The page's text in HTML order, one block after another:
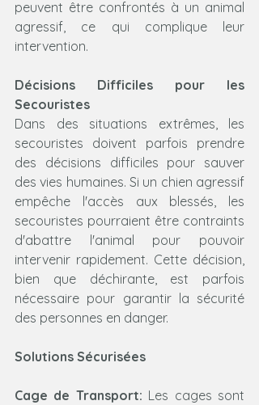
peuvent être confrontés à un animal
agressif, ce qui complique leur
intervention.
Décisions Difficiles pour les
Secouristes
Dans des situations extrêmes, les
secouristes doivent parfois prendre
des décisions difficiles pour sauver
des vies humaines. Si un chien agressif
empêche l'accès aux blessés, les
secouristes pourraient être contraints
d'abattre l'animal pour pouvoir
intervenir rapidement. Cette décision,
bien que déchirante, est parfois
nécessaire pour garantir la sécurité
des personnes en danger.
Solutions Sécurisées
Cage de Transport: Les cages sont